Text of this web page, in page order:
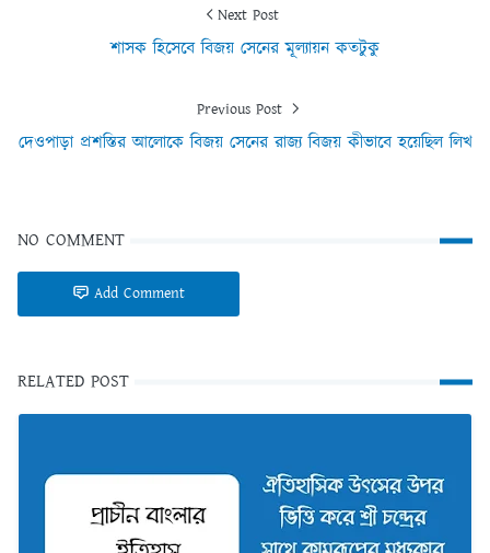
Next Post
শাসক হিসেবে বিজয় সেনের মূল্যায়ন কতটুকু
Previous Post
দেওপাড়া প্রশস্তির আলোকে বিজয় সেনের রাজ্য বিজয় কীভাবে হয়েছিল লিখ
NO COMMENT
Add Comment
RELATED POST